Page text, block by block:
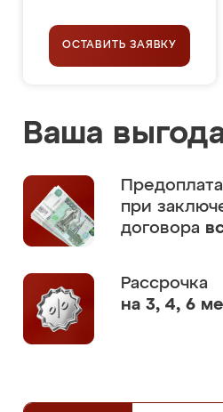
ОСТАВИТЬ ЗАЯВКУ
Ваша
Предоплата
при
договора
Рассрочка
на 3, 4, 6